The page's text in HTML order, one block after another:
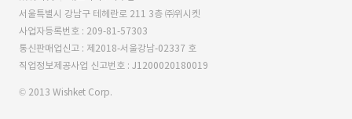
서울특별시 강남구 테헤란로 211 3층 ㈜위시켓
사업자등록번호 : 209-81-57303
통신판매업신고 : 제2018-서울강남-02337 호
직업정보제공사업 신고번호 : J1200020180019
© 2013 Wishket Corp.